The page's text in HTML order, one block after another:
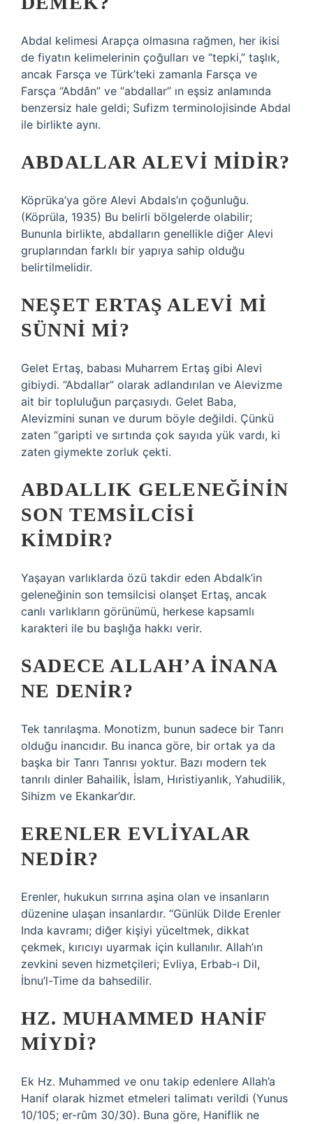
Abdal kelimesi Arapça olmasına rağmen, her ikisi
de fiyatın kelimelerinin çoğulları ve “tepki,” taşlık,
ancak Farsça ve Türk’teki zamanla Farsça ve
Farsça “Abdân” ve “abdallar” ın eşsiz anlamında
benzersiz hale geldi; Sufizm terminolojisinde Abdal
ile birlikte aynı.
ABDALLAR ALEVI MIDIR?
Köprüka’ya göre Alevi Abdals’ın çoğunluğu.
(Köprüla, 1935) Bu belirli bölgelerde olabilir;
Bununla birlikte, abdalların genellikle diğer Alevi
gruplarından farklı bir yapıya sahip olduğu
belirtilmelidir.
NEŞET ERTAŞ ALEVI MI
SÜNNI MI?
Gelet Ertaş, babası Muharrem Ertaş gibi Alevi
gibiydi. “Abdallar” olarak adlandırılan ve Alevizme
ait bir topluluğun parçasıydı. Gelet Baba,
Alevizmini sunan ve durum böyle değildi. Çünkü
zaten “garipti ve sırtında çok sayıda yük vardı, ki
zaten giymekte zorluk çekti.
ABDALLIK GELENEĞININ
SON TEMSILCISI
KIMDIR?
Yaşayan varlıklarda özü takdir eden Abdalk’in
geleneğinin son temsilcisi olanşet Ertaş, ancak
canlı varlıkların görünümü, herkese kapsamlı
karakteri ile bu başlığa hakkı verir.
SADECE ALLAH’A INANA
NE DENIR?
Tek tanrılaşma. Monotizm, bunun sadece bir Tanrı
olduğu inancıdır. Bu inanca göre, bir ortak ya da
başka bir Tanrı Tanrısı yoktur. Bazı modern tek
tanrılı dinler Bahailik, İslam, Hıristiyanlık, Yahudilik,
Sihizm ve Ekankar’dır.
ERENLER EVLIYALAR
NEDIR?
Erenler, hukukun sırrına aşina olan ve insanların
düzenine ulaşan insanlardır. “Günlük Dilde Erenler
Inda kavramı; diğer kişiyi yüceltmek, dikkat
çekmek, kırıcıyı uyarmak için kullanılır. Allah’ın
zevkini seven hizmetçileri; Evliya, Erbab-ı Dil,
İbnu’l-Time da bahsedilir.
HZ. MUHAMMED HANIF
MIYDI?
Ek Hz. Muhammed ve onu takip edenlere Allah’a
Hanif olarak hizmet etmeleri talimatı verildi (Yunus
10/105; er-rûm 30/30). Buna göre, Haniflik ne